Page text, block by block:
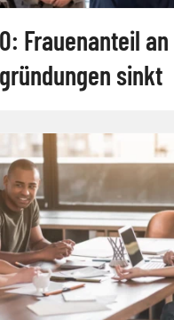
Frauenanteil an
sinkt